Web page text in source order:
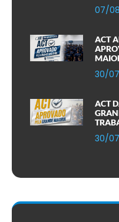
07/
ACT
30/
ACT
30/